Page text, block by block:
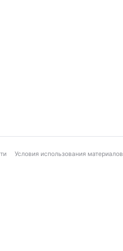
Условия использования материалов